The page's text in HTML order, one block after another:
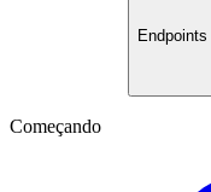
Começando